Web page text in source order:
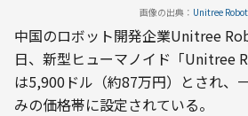
画像の出典： Unitree
中国のロボット開発企業Unitree
日、新型ヒューマノイド「Unitree
は5,900ドル（約87万円）とされ、
みの価格帯に設定されている。